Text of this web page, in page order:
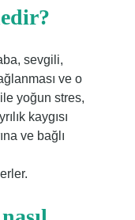
sevgili,
ve o
yoğun stres,
kaygısı
ve bağlı